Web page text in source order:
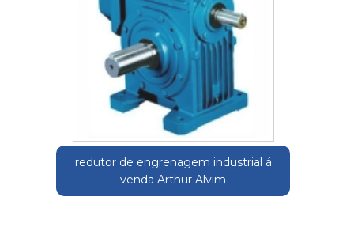
redutor de engrenagem industrial á
venda Arthur Alvim